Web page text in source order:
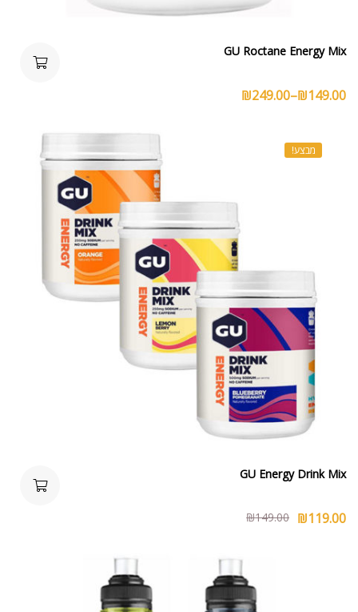
GU Roctane Energy Mix
₪149.00
–
₪249.00
מבצע!
GU Energy Drink Mix
₪149.00 ₪119.00